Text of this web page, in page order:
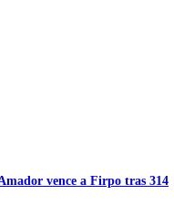
vence a Firpo tras 314